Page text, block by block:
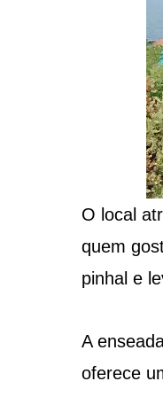
O local
quem
pinhal e
A
oferece